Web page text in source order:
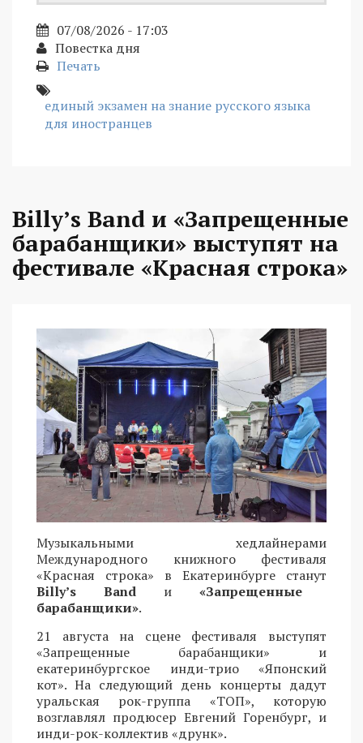
07/08/2026 - 17:03
Повестка дня
Печать
единый экзамен на знание русского языка
для иностранцев
Billy’s Band и «Запрещенные
барабанщики» выступят на
фестивале «Красная строка»
Музыкальными хедлайнерами
Международного книжного фестиваля
«Красная строка» в Екатеринбурге станут
Billy’s Band и «Запрещенные
барабанщики».
21 августа на сцене фестиваля выступят
«Запрещенные барабанщики» и
екатеринбургское инди-трио «Японский
кот». На следующий день концерты дадут
уральская рок-группа «ТОП», которую
возглавлял продюсер Евгений Горенбург, и
инди-рок-коллектив «друнк».